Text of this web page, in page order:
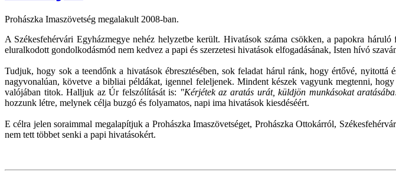
Prohászka Imaszövetség megalakult 2008-ban.
A Székesfehérvári Egyházmegye nehéz helyzetbe került. Hivatások száma csökken, a papokra
eluralkodott gondolkodásmód nem kedvez a papi és szerzetesi hivatások elfogadásának, Isten hívó
Tudjuk, hogy sok a teendőnk a hivatások ébresztésében, sok feladat hárul ránk, hogy értővé,
nagyvonalúan, követve a bibliai példákat, igennel feleljenek. Mindent készek vagyunk megtenni,
valójában titok. Halljuk az Úr felszólítását is: "Kérjétek az aratás urát, küldjön munkásokat
hozzunk létre, melynek célja buzgó és folyamatos, napi ima hivatások kiesdéséért.
E célra jelen soraimmal megalapítjuk a Prohászka Imaszövetséget, Prohászka Ottokárról,
nem tett többet senki a papi hivatásokért.